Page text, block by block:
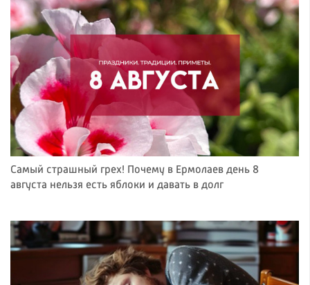
Самый страшный грех! Почему в Ермолаев день 8
августа нельзя есть яблоки и давать в долг